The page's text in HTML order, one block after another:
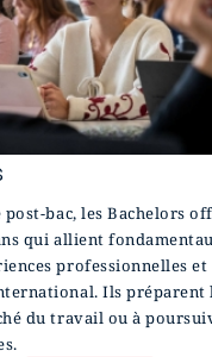
post-bac, les Bachelors
qui allient
professionnelles et
Ils préparent
du travail ou à